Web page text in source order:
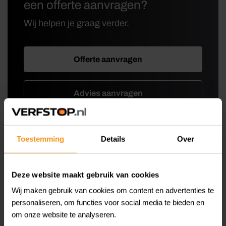
Toestemming Details Over
Deze website maakt gebruik van cookies
Wij maken gebruik van cookies om content en advertenties te
personaliseren, om functies voor social media te bieden en
om onze website te analyseren.
een offerte aanvragen?
Wij helpen je graag verder.
Offerte aanvragen
Advies aanvragen